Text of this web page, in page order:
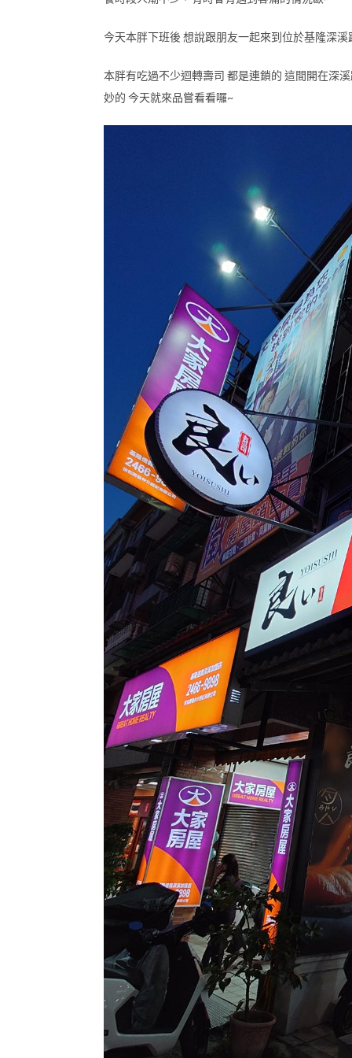
今天本胖下班後 想說跟朋友一起來到位於基隆深
本胖有吃過不少迴轉壽司 都是連鎖的 這間開在深
妙的 今天就來品嘗看看囉~